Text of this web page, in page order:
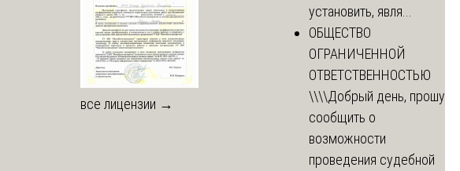
все лицензии →
установить, явля...
ОБЩЕСТВО
ОГРАНИЧЕННОЙ
ОТВЕТСТВЕННОСТЬЮ
\\\\Добрый день, прошу
сообщить о
возможности
проведения судебной